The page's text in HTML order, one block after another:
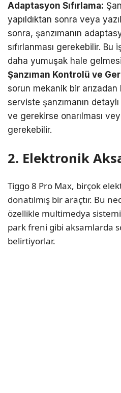
Adaptasyon Sıfırlama:
yapıldıktan sonra veya
sonra, şanzımanın
sıfırlanması gerekebilir.
daha yumuşak hale
Şanzıman Kontrolü ve
sorun mekanik bir arızadan
serviste şanzımanın
ve gerekirse onarılması
gerekebilir.
2. Elektronik
Tiggo 8 Pro Max, birçok
donatılmış bir araçtır. Bu
özellikle multimedya
park freni gibi aksamlarda
belirtiyorlar.